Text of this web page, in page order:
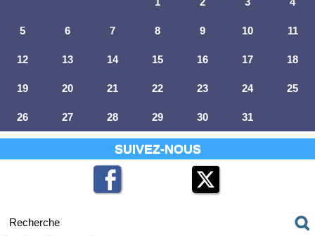
5 6 7 8 9 10 11
12 13 14 15 16 17 18
19 20 21 22 23 24 25
26 27 28 29 30 31
SUIVEZ-NOUS